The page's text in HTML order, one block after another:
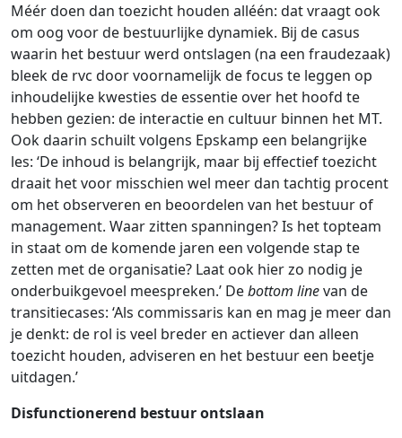
Méér doen dan toezicht houden alléén: dat vraagt ook
om oog voor de bestuurlijke dynamiek. Bij de casus
waarin het bestuur werd ontslagen (na een fraudezaak)
bleek de rvc door voornamelijk de focus te leggen op
inhoudelijke kwesties de essentie over het hoofd te
hebben gezien: de interactie en cultuur binnen het MT.
Ook daarin schuilt volgens Epskamp een belangrijke
les: ‘De inhoud is belangrijk, maar bij effectief toezicht
draait het voor misschien wel meer dan tachtig procent
om het observeren en beoordelen van het bestuur of
management. Waar zitten spanningen? Is het topteam
in staat om de komende jaren een volgende stap te
zetten met de organisatie? Laat ook hier zo nodig je
onderbuikgevoel meespreken.’ Debottom linevan de
transitiecases: ‘Als commissaris kan en mag je meer dan
je denkt: de rol is veel breder en actiever dan alleen
toezicht houden, adviseren en het bestuur een beetje
uitdagen.’
Disfunctionerend bestuur ontslaan